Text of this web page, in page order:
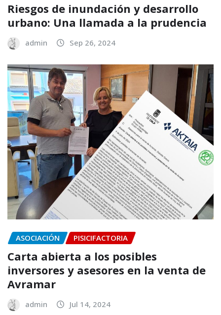
Riesgos de inundación y desarrollo
urbano: Una llamada a la prudencia
admin Sep 26, 2024
ASOCIACIÓN PISICIFACTORIA
Carta abierta a los posibles
inversores y asesores en la venta de
Avramar
admin Jul 14, 2024